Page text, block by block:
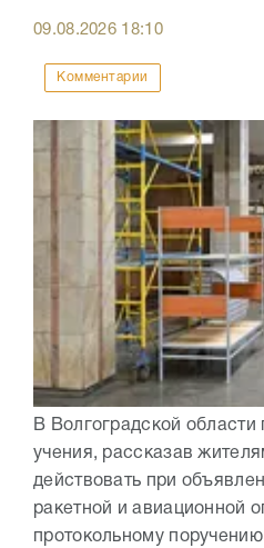
09.08.2026 18:10
Комментарии
В Волгоградской
учения, рассказав
действовать при
ракетной и авиационной
протокольному